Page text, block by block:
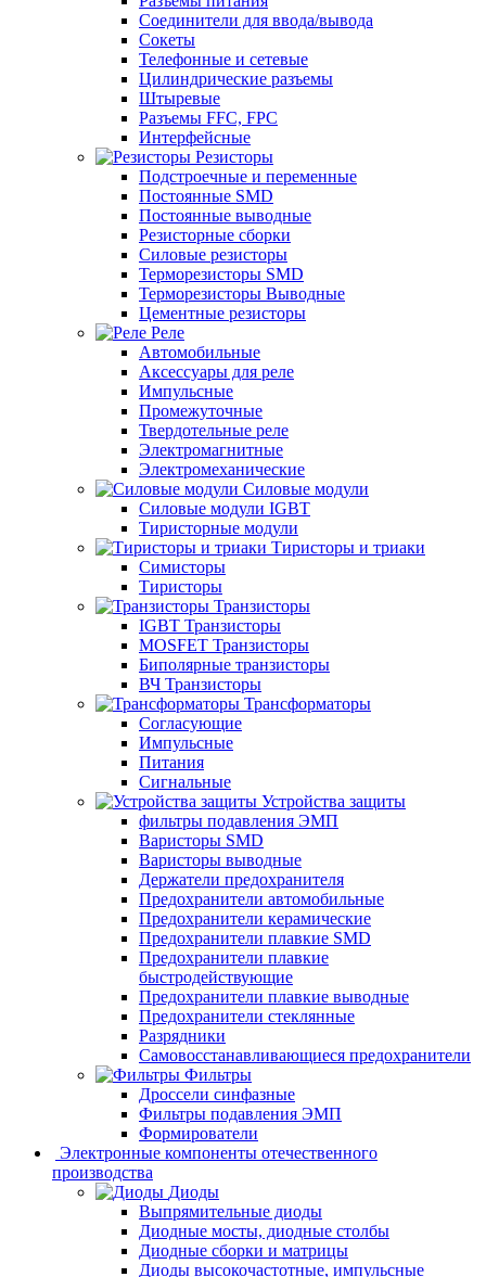
Соединители для ввода/вывода
Сокеты
Телефонные и сетевые
Цилиндрические разъемы
Штыревые
Разъемы FFC, FPC
Интерфейсные
Резисторы
Подстроечные и переменные
Постоянные SMD
Постоянные выводные
Резисторные сборки
Силовые резисторы
Терморезисторы SMD
Терморезисторы Выводные
Цементные резисторы
Реле
Автомобильные
Аксессуары для реле
Импульсные
Промежуточные
Твердотельные реле
Электромагнитные
Электромеханические
Силовые модули
Силовые модули IGBT
Тиристорные модули
Тиристоры и триаки
Симисторы
Тиристоры
Транзисторы
IGBT Транзисторы
MOSFET Транзисторы
Биполярные транзисторы
ВЧ Транзисторы
Трансформаторы
Согласующие
Импульсные
Питания
Сигнальные
Устройства защиты
фильтры подавления ЭМП
Варисторы SMD
Варисторы выводные
Держатели предохранителя
Предохранители автомобильные
Предохранители керамические
Предохранители плавкие SMD
Предохранители плавкие
быстродействующие
Предохранители плавкие выводные
Предохранители стеклянные
Разрядники
Самовосстанавливающиеся предохранители
Фильтры
Дроссели синфазные
Фильтры подавления ЭМП
Формирователи
Электронные компоненты отечественного
производства
Диоды
Выпрямительные диоды
Диодные мосты, диодные столбы
Диодные сборки и матрицы
Диоды высокочастотные, импульсные